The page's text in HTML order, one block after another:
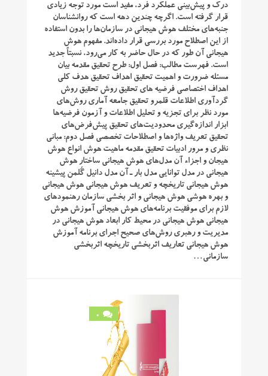
درک و پیش‌بینی عملکرد فرد، مفید است مورد توجه زیادی
قرار گرفته است. اگرچه چندین دهه است که روانشناسان
جنبه‌های مختلف هوش هیجانی در سازمان‌ها را بدون استفاده
از این اصطلاح مورد بررسی قرار داده‌اند. مفهوم هوش
هیجانی آن طور که در حال حاضر به کار می‌رود، نسبتاً جدید
است. فهرست مطالب: فصل اول: طرح تحقیق مقدمه بیان
مسئله ضرورت و اهمیت تحقیق اهداف تحقیق هدف کلی
اهداف اختصاصی فرضیه های تحقیق روش تحقیق روش
گردآوری اطلاعات قلمرو تحقیق جامعه آماری روش‌های
مورد نظر برای تجزیه و تحلیل اطلاعات و آزمون فرضیه‌ها
ابزار اندازه‌گیری محدودیت‌های تحقیق پیش‌فرض‌های
تحقیق تعریف واژه‌ها و اصطلاحات تخصصی فصل دوم: مبانی
نظری و مرور ادبیات تحقیق مقدمه ماهیت هوش انواع هوش
هیجان و اجزاء آن مدل‌های هوش هیجانی ساختار هوش
هیجانی در مدل توانایی مدل بار ـ آن مدل دانیل گُلمن پیشینه
هوش هیجانی تاریخچه و تعریف هوش هیجانی هوش هیجانی
و بهره‌ هوشی هوش هیجانی و اثر بخشی سازمان رهنمودهای
لازم برای موفقیت برنامه‌های هوش هیجانی آموزش هوش
هیجانی هوش هیجانی در محیط کار ابعاد هوش هیجانی در
مدیریت و رهبری روش‌های صحیح اجرای برنامه آموزش
هوش هیجانی تعاریف اثربخشی تاریخچه اثربخشی
سازمانی…
0